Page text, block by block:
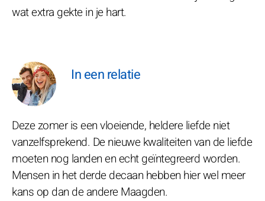
wat extra gekte in je hart.
In een relatie
Deze zomer is een vloeiende, heldere liefde niet
vanzelfsprekend. De nieuwe kwaliteiten van de liefde
moeten nog landen en echt geïntegreerd worden.
Mensen in het derde decaan hebben hier wel meer
kans op dan de andere Maagden.